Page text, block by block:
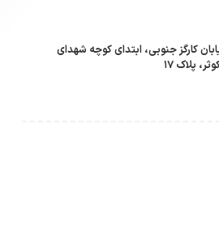
کارگز جنوبی، ابتدای کوچه شهدای
پلاک ۱۷